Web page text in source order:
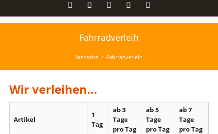
TwitterLinkedInGoogle+Facebook
Fahrradverleih
Webseite Fahrradverleih
Wir verleihen...
Artikel
1
Tag
ab 3
Tage
pro Tag
ab 5
Tage
pro Tag
ab 7
Tage
pro Tag